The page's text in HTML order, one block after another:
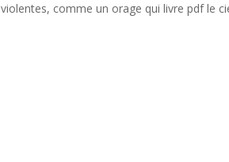
violentes, comme un orage qui livre pdf le